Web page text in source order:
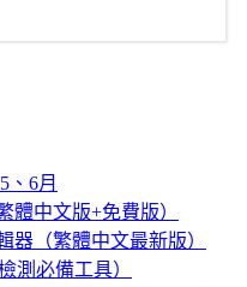
、6月
體中文版+免費版）
器（繁體中文最新版）
測必備工具）